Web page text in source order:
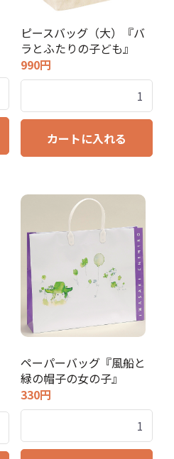
ピースバッグ（大）『バ
ラとふたりの子ども』
990円
カートに入れる
ペーパーバッグ『風船と
緑の帽子の女の子』
330円